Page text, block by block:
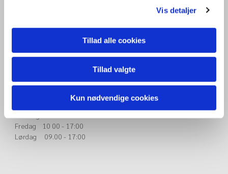
Vis detaljer
Tillad alle cookies
Tillad valgte
Kun nødvendige cookies
Varer der er bestilt hjem specielt til dig, kan som udgangspunkt
efter aftale i nævnte tidsrum
Mandag 10.00 - 16:00
Tirsdag 10.00 - 17:00
Fredag 10 00 - 17:00
Lørdag 09.00 - 17:00